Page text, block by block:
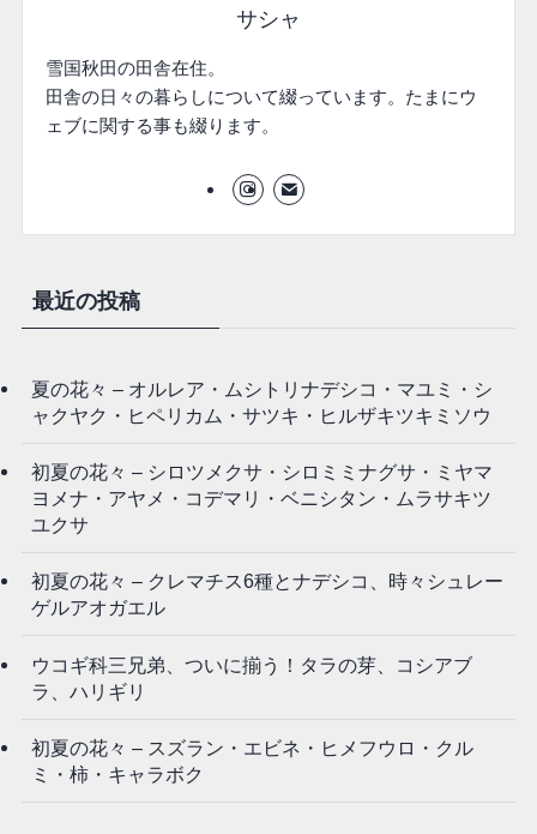
サシャ
雪国秋田の田舎在住。
田舎の日々の暮らしについて綴っています。たまにウ
ェブに関する事も綴ります。
最近の投稿
夏の花々 – オルレア・ムシトリナデシコ・マユミ・シ
ャクヤク・ヒペリカム・サツキ・ヒルザキツキミソウ
初夏の花々 – シロツメクサ・シロミミナグサ・ミヤマ
ヨメナ・アヤメ・コデマリ・ベニシタン・ムラサキツ
ユクサ
初夏の花々 – クレマチス6種とナデシコ、時々シュレー
ゲルアオガエル
ウコギ科三兄弟、ついに揃う！タラの芽、コシアブ
ラ、ハリギリ
初夏の花々 – スズラン・エビネ・ヒメフウロ・クル
ミ・柿・キャラボク